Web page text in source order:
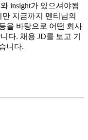
insight가 있으셔야됩
지금까지 멘티님의
을 바탕으로 어떤 회사
다. 채용 JD를 보고 기
니다.